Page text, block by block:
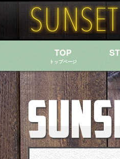
TOP
トップページ